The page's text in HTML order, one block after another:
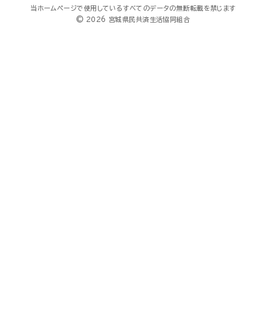
当ホームページで使用しているすべてのデータの無断転載を禁じます
© 2026 宮城県民共済生活協同組合